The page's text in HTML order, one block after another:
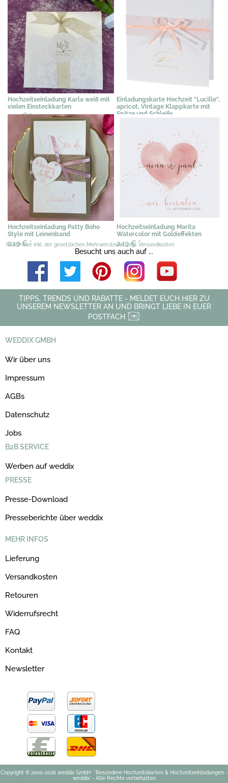
Hochzeitseinladung Karla weiß mit
vielen Einsteckkarten
2,19 €*
Einladungskarte Hochzeit "Lucille",
apricot, Vintage Klappkarte mit
Spitze und Schleife
Hochzeitseinladung Patty Boho
Style mit Leinenband
2,19 €*
Hochzeitseinladung Marita
Watercolor mit Goldeffekten
2,19 € *
*Alle Preise inkl. der gesetzlichen Mehrwersteuer, zzgl. Versandkosten
Besucht uns auch auf ...
TIPPS, TRENDS UND RABATTE - MELDET EUCH HIER ZU
UNSEREM NEWSLETTER AN UND BRINGT LIEBE IN EUER
POSTFACH
WEDDIX GMBH
Wir über uns
Impressum
AGBs
Datenschutz
Jobs
B2B SERVICE
Werben auf weddix
PRESSE
Presse-Download
Presseberichte über weddix
MEHR INFOS
Lieferung
Versandkosten
Retouren
Widerrufsrecht
FAQ
Kontakt
Newsletter
Copyright © 2000-2026 weddix GmbH : 'Besondere Hochzeitskarten & Hochzeitseinladungen -
weddix' - Alle Rechte vorbehalten